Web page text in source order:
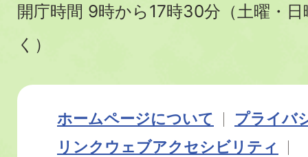
開庁時間 9時から17時30分（土曜・
く）
ホームページについて
プライバ
リンク ウェブアクセシビリティ